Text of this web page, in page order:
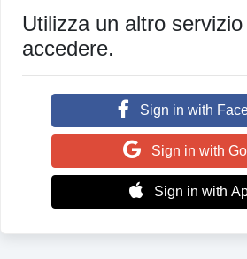
Utilizza un altro
accedere.
Sign in with
Sign in with
Sign in with